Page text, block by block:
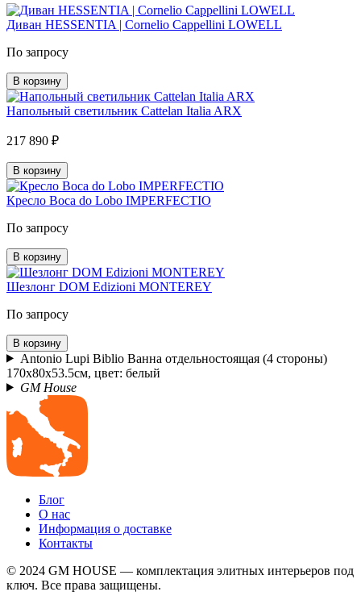
Диван HESSENTIA | Cornelio Cappellini LOWELL
По запросу
В корзину
Напольный светильник Cattelan Italia ARX
217 890 ₽
В корзину
Кресло Boca do Lobo IMPERFECTIO
По запросу
В корзину
Шезлонг DOM Edizioni MONTEREY
По запросу
В корзину
Antonio Lupi Biblio Ванна отдельностоящая (4 стороны)
170х80х53.5см, цвет: белый
GM House
Блог
О нас
Информация о доставке
Контакты
© 2024 GM HOUSE — комплектация элитных интерьеров под
ключ. Все права защищены.